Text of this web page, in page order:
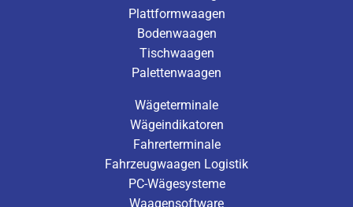
Plattformwaagen
Bodenwaagen
Tischwaagen
Palettenwaagen
Wägeterminale
Wägeindikatoren
Fahrerterminale
Fahrzeugwaagen Logistik
PC-Wägesysteme
Waagensoftware